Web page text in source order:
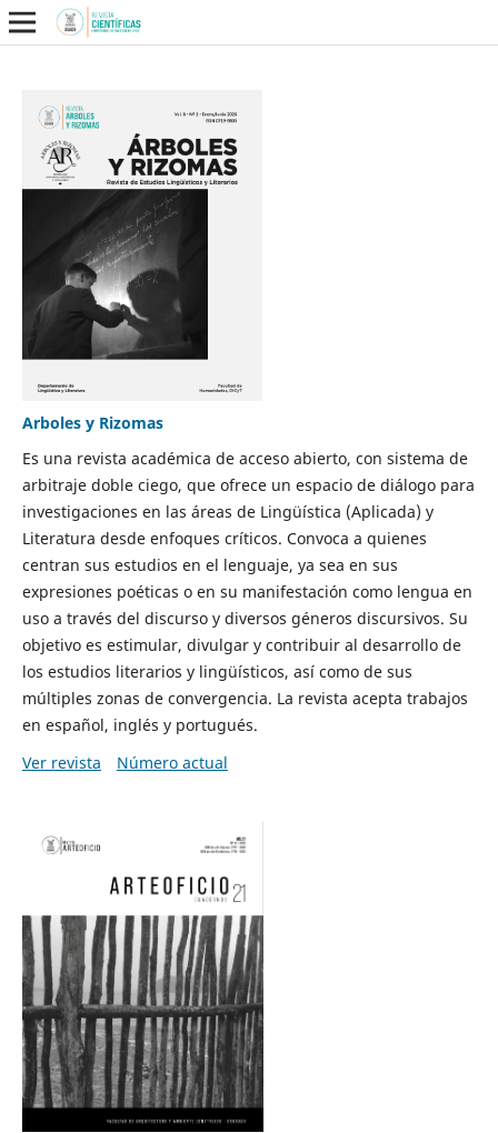
Arboles y Rizomas
Es una revista académica de acceso abierto, con sistema de
arbitraje doble ciego, que ofrece un espacio de diálogo para
investigaciones en las áreas de Lingüística (Aplicada) y
Literatura desde enfoques críticos. Convoca a quienes
centran sus estudios en el lenguaje, ya sea en sus
expresiones poéticas o en su manifestación como lengua en
uso a través del discurso y diversos géneros discursivos. Su
objetivo es estimular, divulgar y contribuir al desarrollo de
los estudios literarios y lingüísticos, así como de sus
múltiples zonas de convergencia. La revista acepta trabajos
en español, inglés y portugués.
Ver revista
Número actual